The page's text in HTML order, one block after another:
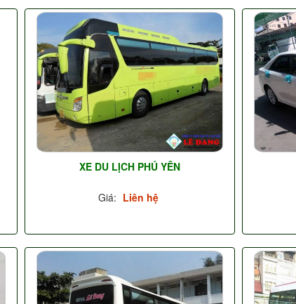
XE DU LỊCH PHÚ YÊN
Giá: Liên hệ